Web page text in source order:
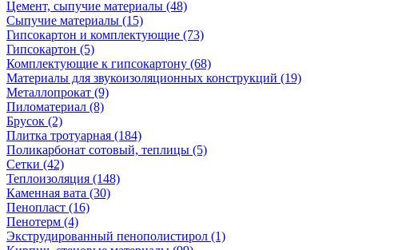
Цемент, сыпучие материалы (48)
Сыпучие материалы (15)
Гипсокартон и комплектующие (73)
Гипсокартон (5)
Комплектующие к гипсокартону (68)
Материалы для звукоизоляционных конструкций (19)
Металлопрокат (9)
Пиломатериал (8)
Брусок (2)
Плитка тротуарная (184)
Поликарбонат сотовый, теплицы (5)
Сетки (42)
Теплоизоляция (148)
Каменная вата (30)
Пенопласт (16)
Пенотерм (4)
Экструдированный пенополистирол (1)